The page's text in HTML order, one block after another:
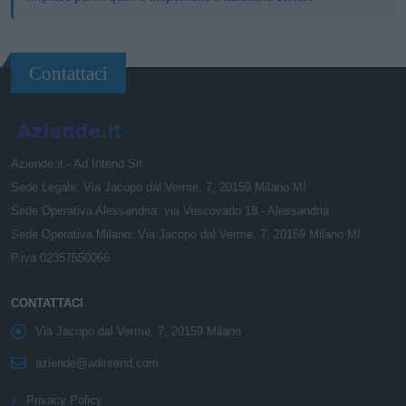
Contattaci
Aziende.it - Ad Intend Srl
Sede Legale: Via Jacopo dal Verme, 7, 20159 Milano MI
Sede Operativa Alessandria: via Vescovado 18 - Alessandria
Sede Operativa Milano: Via Jacopo dal Verme, 7, 20159 Milano MI
P.iva 02357550066
CONTATTACI
Via Jacopo dal Verme, 7, 20159 Milano
aziende@adintend.com
Privacy Policy